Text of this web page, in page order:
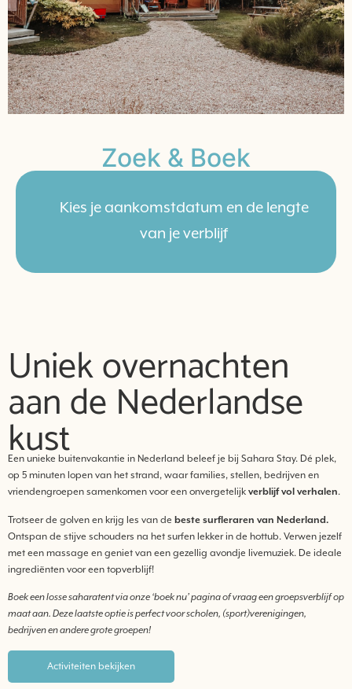
Zoek & Boek
Kies je aankomstdatum en de lengte
van je verblijf
Uniek overnachten
aan de Nederlandse
kust
Een unieke buitenvakantie in Nederland beleef je bij Sahara Stay. Dé plek,
op 5 minuten lopen van het strand, waar families, stellen, bedrijven en
vriendengroepen samenkomen voor een onvergetelijk verblijf vol verhalen.
Trotseer de golven en krijg les van de beste surfleraren van Nederland.
Ontspan de stijve schouders na het surfen lekker in de hottub. Verwen jezelf
met een massage en geniet van een gezellig avondje livemuziek. De ideale
ingrediënten voor een topverblijf!
Boek een losse saharatent via onze ‘boek nu’ pagina of vraag een groepsverblijf op
maat aan. Deze laatste optie is perfect voor scholen, (sport)verenigingen,
bedrijven en andere grote groepen!
Activiteiten bekijken